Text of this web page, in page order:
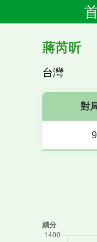
蔣芮昕
台灣
對
9